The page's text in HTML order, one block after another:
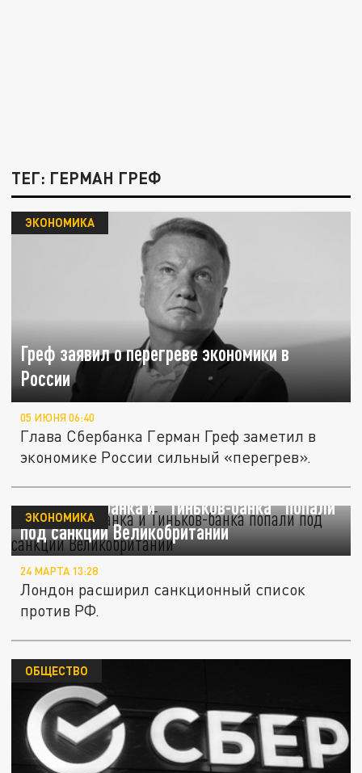
ТЕГ: ГЕРМАН ГРЕФ
Греф заявил о перегреве экономики в
России
ЭКОНОМИКА
05 ИЮНЯ 06:40
Глава Сбербанка Герман Греф заметил в
экономике России сильный «перегрев».
Главы Сбербанка и "Тиньков-банка" попали
под санкции Великобритании
ЭКОНОМИКА
24 МАРТА 13:28
Лондон расширил санкционный список
против РФ.
ОБЩЕСТВО